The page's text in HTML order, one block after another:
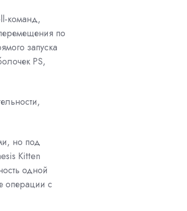
команд,
по
запуска
PS,
но под
Kitten
одной
операции с